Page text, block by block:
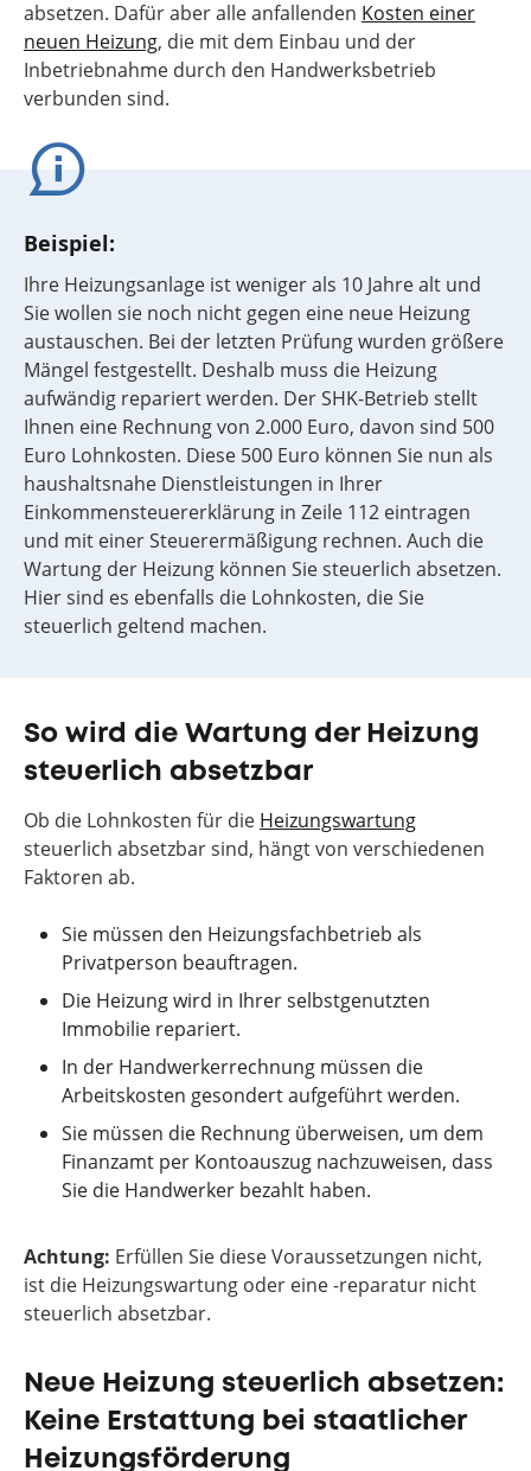
absetzen. Dafür aber alle anfallenden Kosten einer
neuen Heizung, die mit dem Einbau und der
Inbetriebnahme durch den Handwerksbetrieb
verbunden sind.
Beispiel:
Ihre Heizungsanlage ist weniger als 10 Jahre alt und
Sie wollen sie noch nicht gegen eine neue Heizung
austauschen. Bei der letzten Prüfung wurden größere
Mängel festgestellt. Deshalb muss die Heizung
aufwändig repariert werden. Der SHK-Betrieb stellt
Ihnen eine Rechnung von 2.000 Euro, davon sind 500
Euro Lohnkosten. Diese 500 Euro können Sie nun als
haushaltsnahe Dienstleistungen in Ihrer
Einkommensteuererklärung in Zeile 112 eintragen
und mit einer Steuerermäßigung rechnen. Auch die
Wartung der Heizung können Sie steuerlich absetzen.
Hier sind es ebenfalls die Lohnkosten, die Sie
steuerlich geltend machen.
So wird die Wartung der Heizung
steuerlich absetzbar
Ob die Lohnkosten für die Heizungswartung
steuerlich absetzbar sind, hängt von verschiedenen
Faktoren ab.
Sie müssen den Heizungsfachbetrieb als
Privatperson beauftragen.
Die Heizung wird in Ihrer selbstgenutzten
Immobilie repariert.
In der Handwerkerrechnung müssen die
Arbeitskosten gesondert aufgeführt werden.
Sie müssen die Rechnung überweisen, um dem
Finanzamt per Kontoauszug nachzuweisen, dass
Sie die Handwerker bezahlt haben.
Achtung: Erfüllen Sie diese Voraussetzungen nicht,
ist die Heizungswartung oder eine -reparatur nicht
steuerlich absetzbar.
Neue Heizung steuerlich absetzen:
Keine Erstattung bei staatlicher
Heizungsförderung